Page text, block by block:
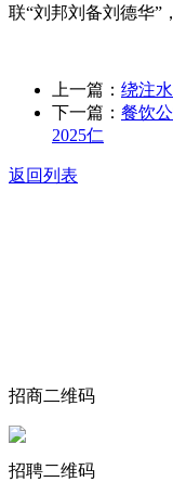
联“刘邦刘备刘德华”
上一篇： 绕注
下一篇： 餐饮
2025仁
返回列表
招商二维码
招聘二维码